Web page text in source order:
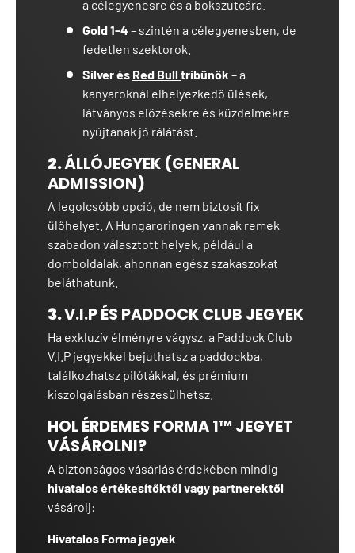
a célegyenesre és a bokszutcára.
Gold 1-4 – szintén a célegyenesben, de
fedetlen szektorok.
Silver és Red Bull tribünök – a
kanyaroknál elhelyezkedő ülések,
látványos előzésekre és küzdelmekre
nyújtanak jó rálátást.
2.ÁLLÓJEGYEK (GENERAL
ADMISSION)
A legolcsóbb opció, de nem biztosít fix
ülőhelyet. A Hungaroringen vannak remek
szabadon választott helyek, például a
domboldalak, ahonnan egész szakaszokat
beláthatunk.
3.V.I.P ÉS PADDOCK CLUB JEGYEK
Ha exkluzív élményre vágysz, a Paddock Club
V.I.P jegyekkel bejuthatsz a paddockba,
találkozhatsz pilótákkal, és prémium
kiszolgálásban részesülhetsz.
HOL ÉRDEMES FORMA 1™ JEGYET
VÁSÁROLNI?
A biztonságos vásárlás érdekében mindig
hivatalos értékesítőktől vagy partnerektől
vásárolj:
Hivatalos Forma jegyek